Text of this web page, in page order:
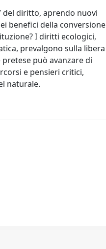
del diritto, aprendo nuovi
benefici della conversione
I diritti ecologici,
prevalgono sulla libera
può avanzare di
e pensieri critici,
naturale.